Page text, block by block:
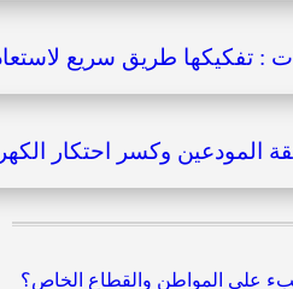
: تفكيكها طريق سريع
المودعين وكسر احتكار
على المواطن والقطاع الخاص؟